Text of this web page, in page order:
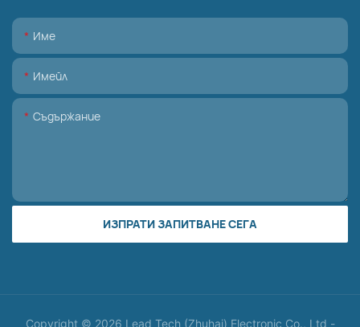
Име
Имейл
Съдържание
ИЗПРАТИ ЗАПИТВАНЕ СЕГА
Copyright © 2026 Lead Tech (Zhuhai) Electronic Co., Ltd -